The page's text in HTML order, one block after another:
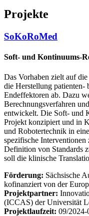
Projekte
SoKoRoMed
Soft- und Kontinuums-
Das Vorhaben zielt auf
die Herstellung patienten-
Endeffektoren ab. Dazu
Berechnungsverfahren
entwickelt. Die Soft- und
Projekt konzipiert und in
und Robotertechnik in
spezifische
Definition von Standards
soll die klinische
Förderung: Sächsische
kofinanziert von der
Projektpartner:
(ICCAS) der Universität
Projektlaufzeit: 09/2024-